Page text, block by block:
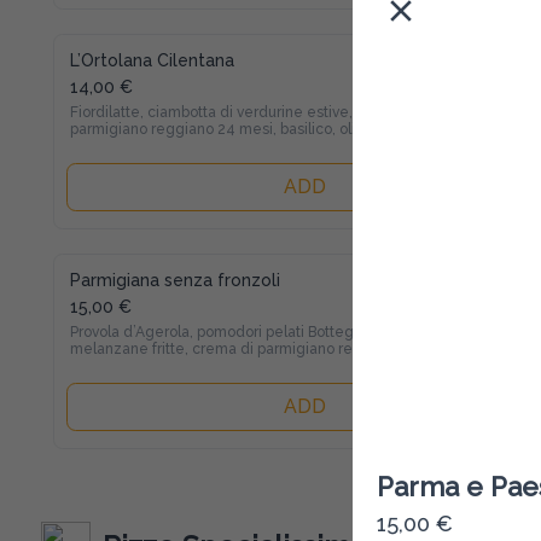
L’Ortolana Cilentana
14,00 €
Fiordilatte, ciambotta di verdurine estive,
parmigiano reggiano 24 mesi, basilico, olio EVO
ADD
Parmigiana senza fronzoli
15,00 €
Provola d’Agerola, pomodori pelati Bottega Rurale,
melanzane fritte, crema di parmigiano reggiano 24
ADD
Parma e
15,00 €